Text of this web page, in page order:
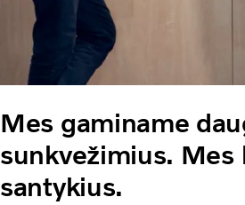
Mes gaminame
sunkvežimius. Mes
santykius.